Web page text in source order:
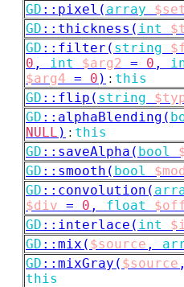
GD :: pixel( array
GD :: thickness( int
GD :: filter( string
0 , int $arg2 = 0 ,
$arg4 = 0 ) : this
GD :: flip( string
GD :: alphaBlending(
NULL ) : this
GD :: saveAlpha( bool
GD :: smooth( bool
GD :: convolution(
$div = 0 , float
GD :: interlace( int
GD :: mix( $source ,
GD :: mixGray( $source
this